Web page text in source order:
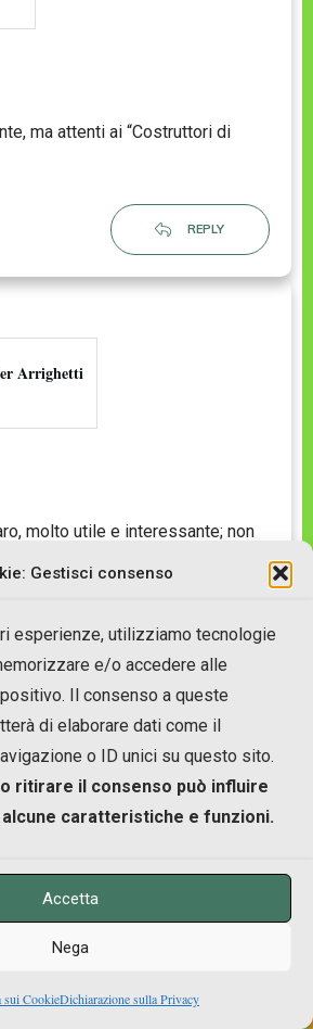
Gestisci consenso
esperienze, utilizziamo tecnologie
e/o accedere alle
Il consenso a queste
di elaborare dati come il
o ID unici su questo sito.
ritirare il consenso può influire
caratteristiche e funzioni.
Accetta
Nega
sui CookieDichiarazione sulla Privacy
ma attenti ai “Costruttori di
REPLY
Arrighetti
molto utile e interessante; non
po’ ovunque.
i chakra…oooohhhhhhhh! nel mio
piacere di contribuire anche io…
lo strabiliante seminario TEV
di Sonia e Roberto
che c’è al mondo su chakra,
Potente, luminoso,
sono 7? Non esattamente, sono
la circolazione energetica è
volume. A proposito, non ho